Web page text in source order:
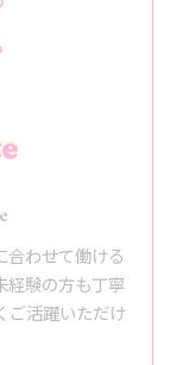
合わせて働ける
経験の方も丁寧
ご活躍いただけ